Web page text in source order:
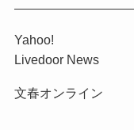
Yahoo!
Livedoor News
文春オンライン